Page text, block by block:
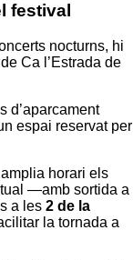
festival
nocturns, hi
Ca l’Estrada de
d’aparcament
espai reservat per
horari els
—amb sortida a
a les 2 de la
la tornada a